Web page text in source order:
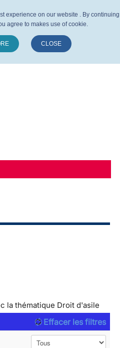
la thématique Droit d'asile
Effacer les filtres
experience on our website . By continuing
agree to makes use of cookie.
CLOSE